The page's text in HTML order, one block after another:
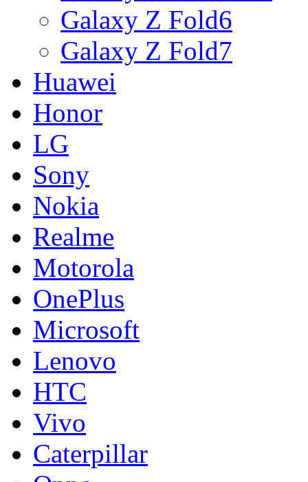
Galaxy Z Fold6
Galaxy Z Fold7
Huawei
Honor
LG
Sony
Nokia
Realme
Motorola
OnePlus
Microsoft
Lenovo
HTC
Vivo
Caterpillar